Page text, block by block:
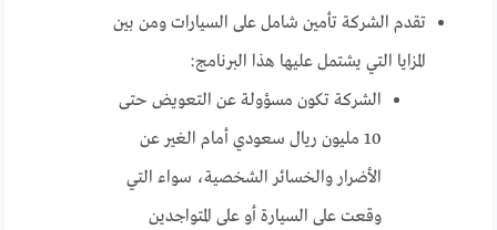
تقدم الشركة تأمين شامل على السيارات ومن بين
المزايا التي يشتمل عليها هذا البرنامج:
الشركة تكون مسؤولة عن التعويض حتى
10 مليون ريال سعودي أمام الغير عن
الأضرار والخسائر الشخصية، سواء التي
وقعت على السيارة أو على المتواجدين